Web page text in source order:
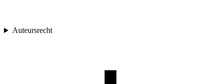
Auteursrecht